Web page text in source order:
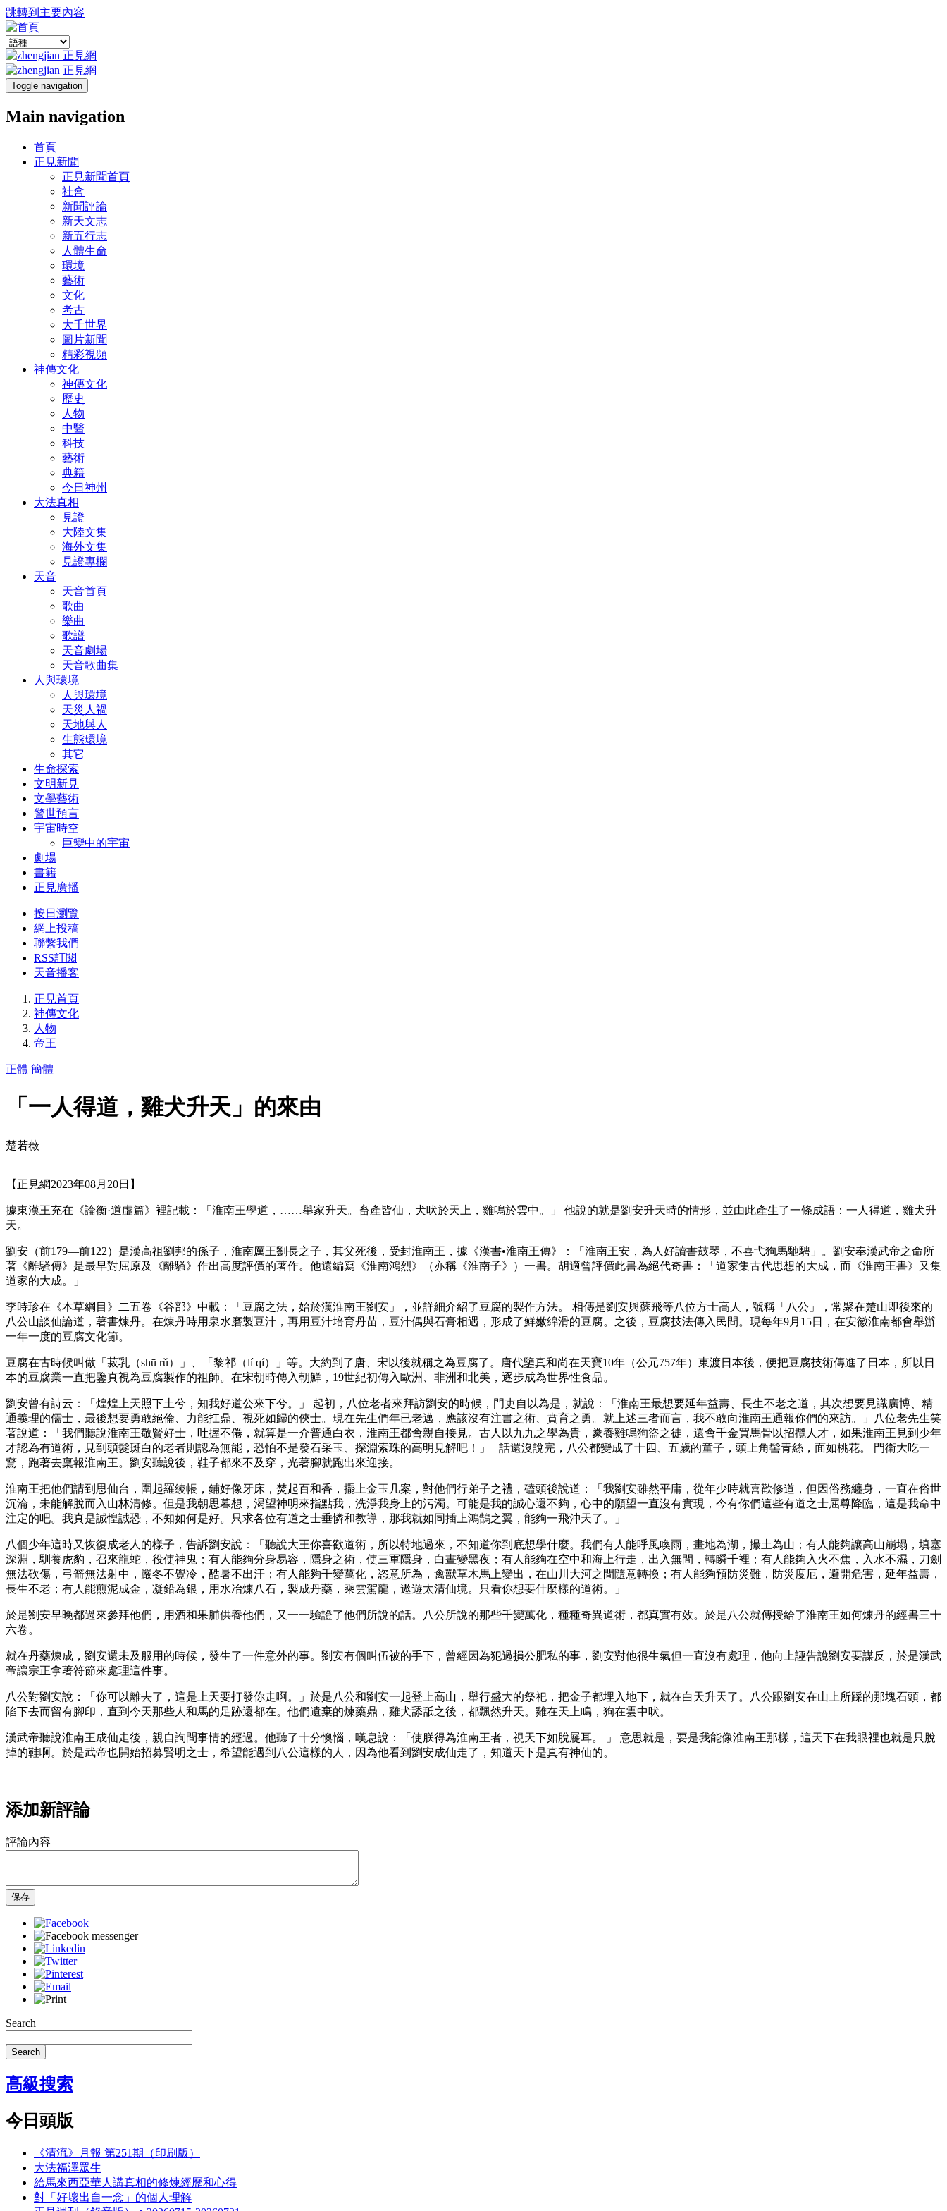
跳轉到主要內容
Toggle navigation
Main navigation
首頁
正見新聞
正見新聞首頁
社會
新聞評論
新天文志
新五行志
人體生命
環境
藝術
文化
考古
大千世界
圖片新聞
精彩視頻
神傳文化
神傳文化
歷史
人物
中醫
科技
藝術
典籍
今日神州
大法真相
見證
大陸文集
海外文集
見證專欄
天音
天音首頁
歌曲
樂曲
歌譜
天音劇場
天音歌曲集
人與環境
人與環境
天災人禍
天地與人
生態環境
其它
生命探索
文明新見
文學藝術
警世預言
宇宙時空
巨變中的宇宙
劇場
書籍
正見廣播
按日瀏覽
網上投稿
聯繫我們
RSS訂閱
天音播客
正見首頁
神傳文化
人物
帝王
正體 簡體
「一人得道，雞犬升天」的來由
楚若薇
【正見網2023年08月20日】
據東漢王充在《論衡·道虛篇》裡記載：「淮南王學道，……舉家升天。畜產皆仙，犬吠於天上，雞鳴於雲中。」 他說的就是劉安升天時的情形，並由此產生了一條成語：一人得道，雞犬升
天。
劉安（前179—前122）是漢高祖劉邦的孫子，淮南厲王劉長之子，其父死後，受封淮南王，據《漢書•淮南王傳》：「淮南王安，為人好讀書鼓琴，不喜弋狗馬馳騁」。劉安奉漢武帝之命所
著《離騷傳》是最早對屈原及《離騷》作出高度評價的著作。他還編寫《淮南鴻烈》（亦稱《淮南子》）一書。胡適曾評價此書為絕代奇書：「道家集古代思想的大成，而《淮南王書》又集
道家的大成。」
李時珍在《本草綱目》二五卷《谷部》中載：「豆腐之法，始於漢淮南王劉安」，並詳細介紹了豆腐的製作方法。 相傳是劉安與蘇飛等八位方士高人，號稱「八公」，常聚在楚山即後來的
八公山談仙論道，著書煉丹。在煉丹時用泉水磨製豆汁，再用豆汁培育丹苗，豆汁偶與石膏相遇，形成了鮮嫩綿滑的豆腐。之後，豆腐技法傳入民間。現每年9月15日，在安徽淮南都會舉辦
一年一度的豆腐文化節。
豆腐在古時候叫做「菽乳（shū rǔ）」、「黎祁（lí qí）」等。大約到了唐、宋以後就稱之為豆腐了。唐代鑒真和尚在天寶10年（公元757年）東渡日本後，便把豆腐技術傳進了日本，所以日
本的豆腐業一直把鑒真視為豆腐製作的祖師。在宋朝時傳入朝鮮，19世紀初傳入歐洲、非洲和北美，逐步成為世界性食品。
劉安曾有詩云：「煌煌上天照下土兮，知我好道公來下兮。」 起初，八位老者來拜訪劉安的時候，門吏自以為是，就說：「淮南王最想要延年益壽、長生不老之道，其次想要見識廣博、精
通義理的儒士，最後想要勇敢絕倫、力能扛鼎、視死如歸的俠士。現在先生們年已老邁，應該沒有注書之術、賁育之勇。就上述三者而言，我不敢向淮南王通報你們的來訪。」八位老先生笑
著說道：「我們聽說淮南王敬賢好士，吐握不倦，就算是一介普通白衣，淮南王都會親自接見。古人以九九之學為貴，豢養雞鳴狗盜之徒，還會千金買馬骨以招攬人才，如果淮南王見到少年
才認為有道術，見到頭髮斑白的老者則認為無能，恐怕不是發石采玉、探淵索珠的高明見解吧！」 話還沒說完，八公都變成了十四、五歲的童子，頭上角髻青絲，面如桃花。 門衛大吃一
驚，跑著去稟報淮南王。劉安聽說後，鞋子都來不及穿，光著腳就跑出來迎接。
淮南王把他們請到思仙台，圍起羅綾帳，鋪好像牙床，焚起百和香，擺上金玉几案，對他們行弟子之禮，磕頭後說道：「我劉安雖然平庸，從年少時就喜歡修道，但因俗務纏身，一直在俗世
沉淪，未能解脫而入山林清修。但是我朝思暮想，渴望神明來指點我，洗淨我身上的污濁。可能是我的誠心還不夠，心中的願望一直沒有實現，今有你們這些有道之士屈尊降臨，這是我命中
注定的吧。我真是誠惶誠恐，不知如何是好。只求各位有道之士垂憐和教導，那我就如同插上鴻鵠之翼，能夠一飛沖天了。」
八個少年這時又恢復成老人的樣子，告訴劉安說：「聽說大王你喜歡道術，所以特地過來，不知道你到底想學什麼。我們有人能呼風喚雨，畫地為湖，撮土為山；有人能夠讓高山崩塌，填塞
深淵，馴養虎豹，召來龍蛇，役使神鬼；有人能夠分身易容，隱身之術，使三軍隱身，白晝變黑夜；有人能夠在空中和海上行走，出入無間，轉瞬千裡；有人能夠入火不焦，入水不濕，刀劍
無法砍傷，弓箭無法射中，嚴冬不覺冷，酷暑不出汗；有人能夠千變萬化，恣意所為，禽獸草木馬上變出，在山川大河之間隨意轉換；有人能夠預防災難，防災度厄，避開危害，延年益壽，
長生不老；有人能煎泥成金，凝鉛為銀，用水冶煉八石，製成丹藥，乘雲駕龍，遨遊太清仙境。只看你想要什麼樣的道術。」
於是劉安早晚都過來參拜他們，用酒和果脯供養他們，又一一驗證了他們所說的話。八公所說的那些千變萬化，種種奇異道術，都真實有效。於是八公就傳授給了淮南王如何煉丹的經書三十
六卷。
就在丹藥煉成，劉安還未及服用的時候，發生了一件意外的事。劉安有個叫伍被的手下，曾經因為犯過損公肥私的事，劉安對他很生氣但一直沒有處理，他向上誣告說劉安要謀反，於是漢武
帝讓宗正拿著符節來處理這件事。
八公對劉安說：「你可以離去了，這是上天要打發你走啊。」於是八公和劉安一起登上高山，舉行盛大的祭祀，把金子都埋入地下，就在白天升天了。八公跟劉安在山上所踩的那塊石頭，都
陷下去而留有腳印，直到今天那些人和馬的足跡還都在。他們遺棄的煉藥鼎，雞犬舔舐之後，都飄然升天。雞在天上鳴，狗在雲中吠。
漢武帝聽說淮南王成仙走後，親自詢問事情的經過。他聽了十分懊惱，嘆息說：「使朕得為淮南王者，視天下如脫屣耳。 」 意思就是，要是我能像淮南王那樣，這天下在我眼裡也就是只脫
掉的鞋啊。於是武帝也開始招募賢明之士，希望能遇到八公這樣的人，因為他看到劉安成仙走了，知道天下是真有神仙的。
添加新評論
評論內容
保存
Search
Search
高級搜索
今日頭版
《清流》月報 第251期（印刷版）
大法福澤眾生
給馬來西亞華人講真相的修煉經歷和心得
對「好壞出自一念」的個人理解